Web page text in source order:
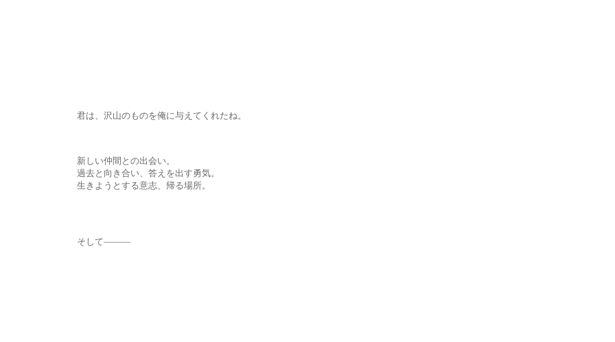
君は、沢山のものを俺に与えてくれたね。
新しい仲間との出会い。
過去と向き合い、答えを出す勇気。
生きようとする意志、帰る場所。
そして―――